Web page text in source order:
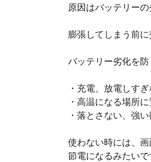
原因はバッテリー
膨張してしまう前
バッテリー劣化を
・充電、放電しす
・高温になる場所
・落とさない、強
使わない時には、
節電になるみたい